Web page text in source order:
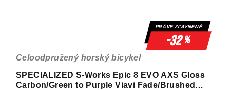
PRÁVE ZĽAVNENÉ
-32%
SPECIALIZED S-Works Epic 8 EVO AXS Gloss
Carbon/Green to Purple Viavi Fade/Brushed
Celoodpružený horský bicykel